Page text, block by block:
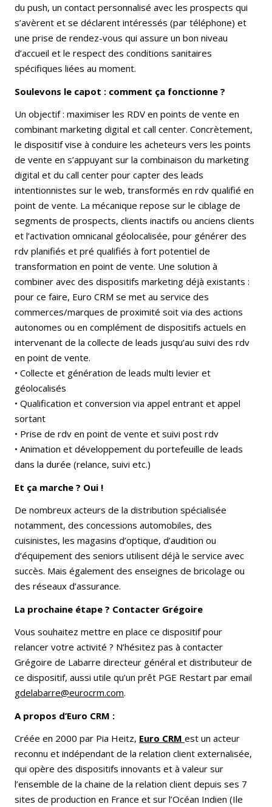
du push, un contact personnalisé avec les prospects qui
s’avèrent et se déclarent intéressés (par téléphone) et
une prise de rendez-vous qui assure un bon niveau
d’accueil et le respect des conditions sanitaires
spécifiques liées au moment.
Soulevons le capot : comment ça fonctionne ?
Un objectif : maximiser les RDV en points de vente en
combinant marketing digital et call center. Concrètement,
le dispositif vise à conduire les acheteurs vers les points
de vente en s’appuyant sur la combinaison du marketing
digital et du call center pour capter des leads
intentionnistes sur le web, transformés en rdv qualifié en
point de vente. La mécanique repose sur le ciblage de
segments de prospects, clients inactifs ou anciens clients
et l’activation omnicanal géolocalisée, pour générer des
rdv planifiés et pré qualifiés à fort potentiel de
transformation en point de vente. Une solution à
combiner avec des dispositifs marketing déjà existants :
pour ce faire, Euro CRM se met au service des
commerces/marques de proximité soit via des actions
autonomes ou en complément de dispositifs actuels en
intervenant de la collecte de leads jusqu’au suivi des rdv
en point de vente.
• Collecte et génération de leads multi levier et
géolocalisés
• Qualification et conversion via appel entrant et appel
sortant
• Prise de rdv en point de vente et suivi post rdv
• Animation et développement du portefeuille de leads
dans la durée (relance, suivi etc.)
Et ça marche ? Oui !
De nombreux acteurs de la distribution spécialisée
notamment, des concessions automobiles, des
cuisinistes, les magasins d’optique, d’audition ou
d’équipement des seniors utilisent déjà le service avec
succès. Mais également des enseignes de bricolage ou
des réseaux d’assurance.
La prochaine étape ? Contacter Grégoire
Vous souhaitez mettre en place ce dispositif pour
relancer votre activité ? N’hésitez pas à contacter
Grégoire de Labarre directeur général et distributeur de
ce dispositif, aussi utile qu’un prêt PGE Restart par email
gdelabarre@eurocrm.com.
A propos d’Euro CRM :
Créée en 2000 par Pia Heitz, Euro CRM est un acteur
reconnu et indépendant de la relation client externalisée,
qui opère des dispositifs innovants et à valeur sur
l’ensemble de la chaine de la relation client depuis ses 7
sites de production en France et sur l’Océan Indien (Ile